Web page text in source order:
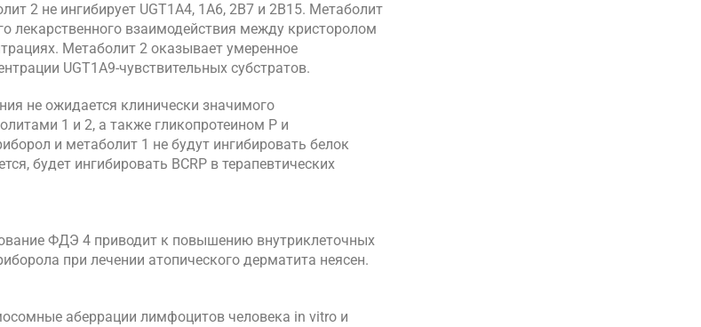
2 не ингибирует UGT1A4, 1A6, 2B7 и 2B15. Метаболит
лекарственного взаимодействия между кристоролом
Метаболит 2 оказывает умеренное
UGT1A9-чувствительных субстратов.
не ожидается клинически значимого
1 и 2, а также гликопротеином Р и
и метаболит 1 не будут ингибировать белок
будет ингибировать BCRP в терапевтических
ФДЭ 4 приводит к повышению внутриклеточных
при лечении атопического дерматита неясен.
аберрации лимфоцитов человека in vitro и